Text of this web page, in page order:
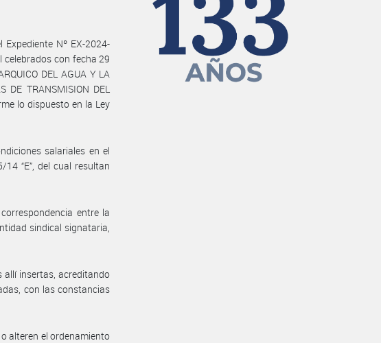
Expediente Nº EX-2024-
celebrados con fecha 29
DEL AGUA Y LA
TRANSMISION DEL
lo dispuesto en la Ley
salariales en el
“E”, del cual resultan
entre la
sindical signataria,
allí insertas, acreditando
con las constancias
alteren el ordenamiento